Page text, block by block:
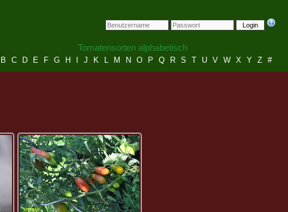
Login
Tomatensorten alphabetisch
B C D E F G H J K L M N O P Q R S T U V W X Y Z #